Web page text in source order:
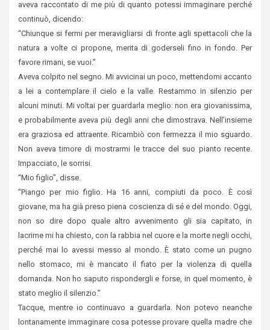
aveva raccontato di me più di quanto potessi immaginare perché
continuò, dicendo:
“Chiunque si fermi per meravigliarsi di fronte agli spettacoli che la
natura a volte ci propone, merita di goderseli fino in fondo. Per
favore rimani, se vuoi.”
Aveva colpito nel segno. Mi avvicinai un poco, mettendomi accanto
a lei a contemplare il cielo e la valle. Restammo in silenzio per
alcuni minuti. Mi voltai per guardarla meglio: non era giovanissima,
e probabilmente aveva più degli anni che dimostrava. Nell’insieme
era graziosa ed attraente. Ricambiò con fermezza il mio sguardo.
Non aveva timore di mostrarmi le tracce del suo pianto recente.
Impacciato, le sorrisi.
“Mio figlio”, disse.
“Piango per mio figlio. Ha 16 anni, compiuti da poco. È così
giovane, ma ha già preso piena coscienza di sé e del mondo. Oggi,
non so dire dopo quale altro avvenimento gli sia capitato, in
lacrime mi ha chiesto, con la rabbia nel cuore e la morte negli occhi,
perché mai lo avessi messo al mondo. È stato come un pugno
nello stomaco, mi è mancato il fiato per la violenza di quella
domanda. Non ho saputo rispondergli e forse, in quel momento, è
stato meglio il silenzio.”
Tacque, mentre io continuavo a guardarla. Non potevo neanche
lontanamente immaginare cosa potesse provare quella madre che